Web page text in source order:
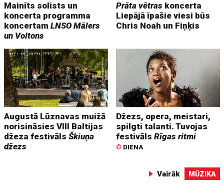
Mainīts solists un
koncerta programma
koncertamLNSO Mālers
un Voltons
Prāta vētras koncerta
Liepājā īpašie viesi būs
Chris Noah un Fiņķis
Augustā Lūznavas muižā
norisināsies VIII Baltijas
džeza festivālsŠkiuņa
džezs
Džezs, opera, meistari,
spilgti talanti. Tuvojas
festivālsRīgas ritmi
© DIENA
Vairāk MŪZIKA